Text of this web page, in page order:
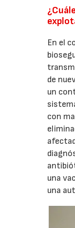
En el
de
un
con
una
una